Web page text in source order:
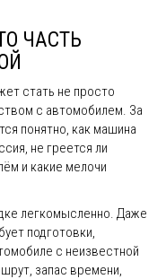
ЧАСТЬ
стать не просто
с автомобилем. За
понятно, как машина
не греется ли
и какие мелочи
легкомысленно. Даже
подготовки,
с неизвестной
запас времени,